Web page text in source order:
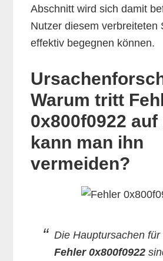
Abschnitt wird sich damit
Nutzer diesem verbreiteten
effektiv begegnen können.
Warum tritt
0x800f0922
kann man ihn
vermeiden?
Die Hauptursachen für
Fehler 0x800f0922